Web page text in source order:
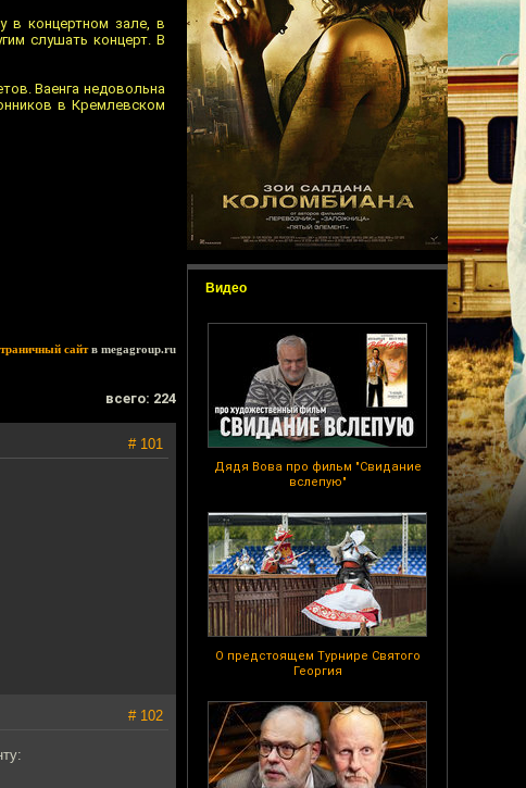
Видео
Дядя Вова про фильм "Свидание
вслепую"
О предстоящем Турнире Святого
Георгия
в концертном зале, в
слушать концерт. В
Ваенга недовольна
в Кремлевском
сайтв megagroup.ru
всего: 224
# 101
# 102